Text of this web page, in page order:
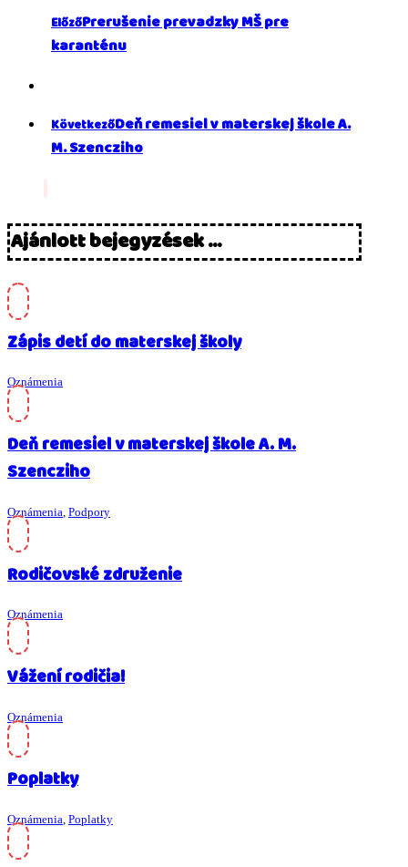
ElőzőPrerušenie prevadzky MŠ pre
karanténu
KövetkezőDeň remesiel v materskej škole A.
M. Szencziho
Ajánlott bejegyzések ...
Zápis detí do materskej školy
Oznámenia
Deň remesiel v materskej škole A. M.
Szencziho
Oznámenia Podpory
Rodičovské združenie
Oznámenia
Vážení rodičia!
Oznámenia
Poplatky
Oznámenia, Poplatky